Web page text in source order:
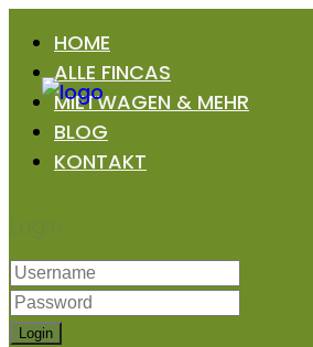
HOME
ALLE FINCAS
MIETWAGEN & MEHR
BLOG
KONTAKT
Login
Login